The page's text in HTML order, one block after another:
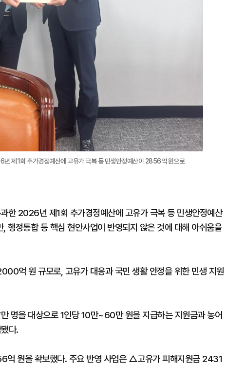
제1회 추가경정예산에 고유가 극복 등 민생안정예산이 2856억 원으로
한 2026년 제1회 추가경정예산에 고유가 극복 등 민생안정예산
정통합 등 핵심 현안사업이 반영되지 않은 것에 대해 아쉬움을
억 원 규모로, 고유가 대응과 국민 생활 안정을 위한 민생 지원
명을 대상으로 1인당 10만~60만 원을 지급하는 지원금과 농어
다.
억 원을 확보했다. 주요 반영 사업은 △고유가 피해지원금 2431